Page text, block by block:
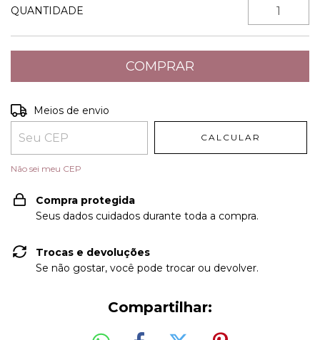
QUANTIDADE
Entregas para o CEP:
Meios de envio
CALCULAR
Não sei meu CEP
Compra protegida
Seus dados cuidados durante toda a compra.
Trocas e devoluções
Se não gostar, você pode trocar ou devolver.
Compartilhar: